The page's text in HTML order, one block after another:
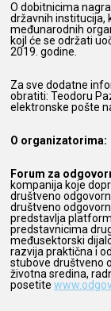
O dobitnicima
državnih institucija,
međunarodnih
kojI će se održati
2019. godine.
Za sve dodatne
obratiti: Teodoru
elektronske pošte
O organizatorima:
Forum za
kompanija koje
društveno
društveno
predstavlja
predstavnicima
međusektorski
razvija praktična i
stubove društveno
životna sredina,
posetite